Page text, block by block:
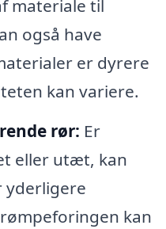
materiale til
også have
er dyrere
kan variere.
rør: Er
eller utæt, kan
kan